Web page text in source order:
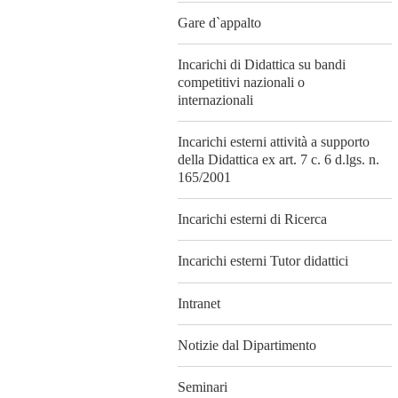
Gare d`appalto
Incarichi di Didattica su bandi
competitivi nazionali o
internazionali
Incarichi esterni attività a supporto
della Didattica ex art. 7 c. 6 d.lgs. n.
165/2001
Incarichi esterni di Ricerca
Incarichi esterni Tutor didattici
Intranet
Notizie dal Dipartimento
Seminari